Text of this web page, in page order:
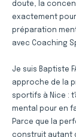
doute, la
exactement
préparation
avec Coaching
Je suis Baptiste
approche de la
sportifs à Nice :
mental pour en
Parce que la
construit autant